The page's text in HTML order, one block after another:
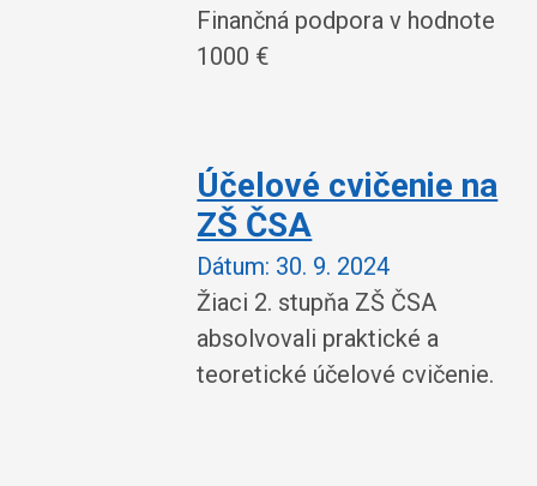
Finančná podpora v hodnote
1000 €
Účelové cvičenie na
ZŠ ČSA
Dátum: 30. 9. 2024
Žiaci 2. stupňa ZŠ ČSA
absolvovali praktické a
teoretické účelové cvičenie.